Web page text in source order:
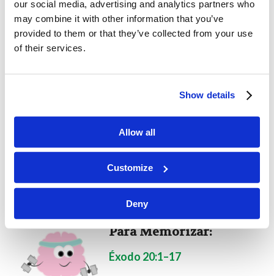
our social media, advertising and analytics partners who
may combine it with other information that you’ve
provided to them or that they’ve collected from your use
of their services.
Show details
Allow all
Customize
Deny
“apartado para uso santo”. Explique que la
Iglesia es el Israel de Dios bajo el nuevo
pacto y que somos apartados por el Espíritu
bautizan y están en la Iglesia, eso significa
que tenemos la oportunidad de tener una
relación con Dios que de lo contrario no
necesariamente tendríamos (Hechos 2:38–
39, 1 Corintios 7:14).
Para Memorizar:
Éxodo 20:1–17